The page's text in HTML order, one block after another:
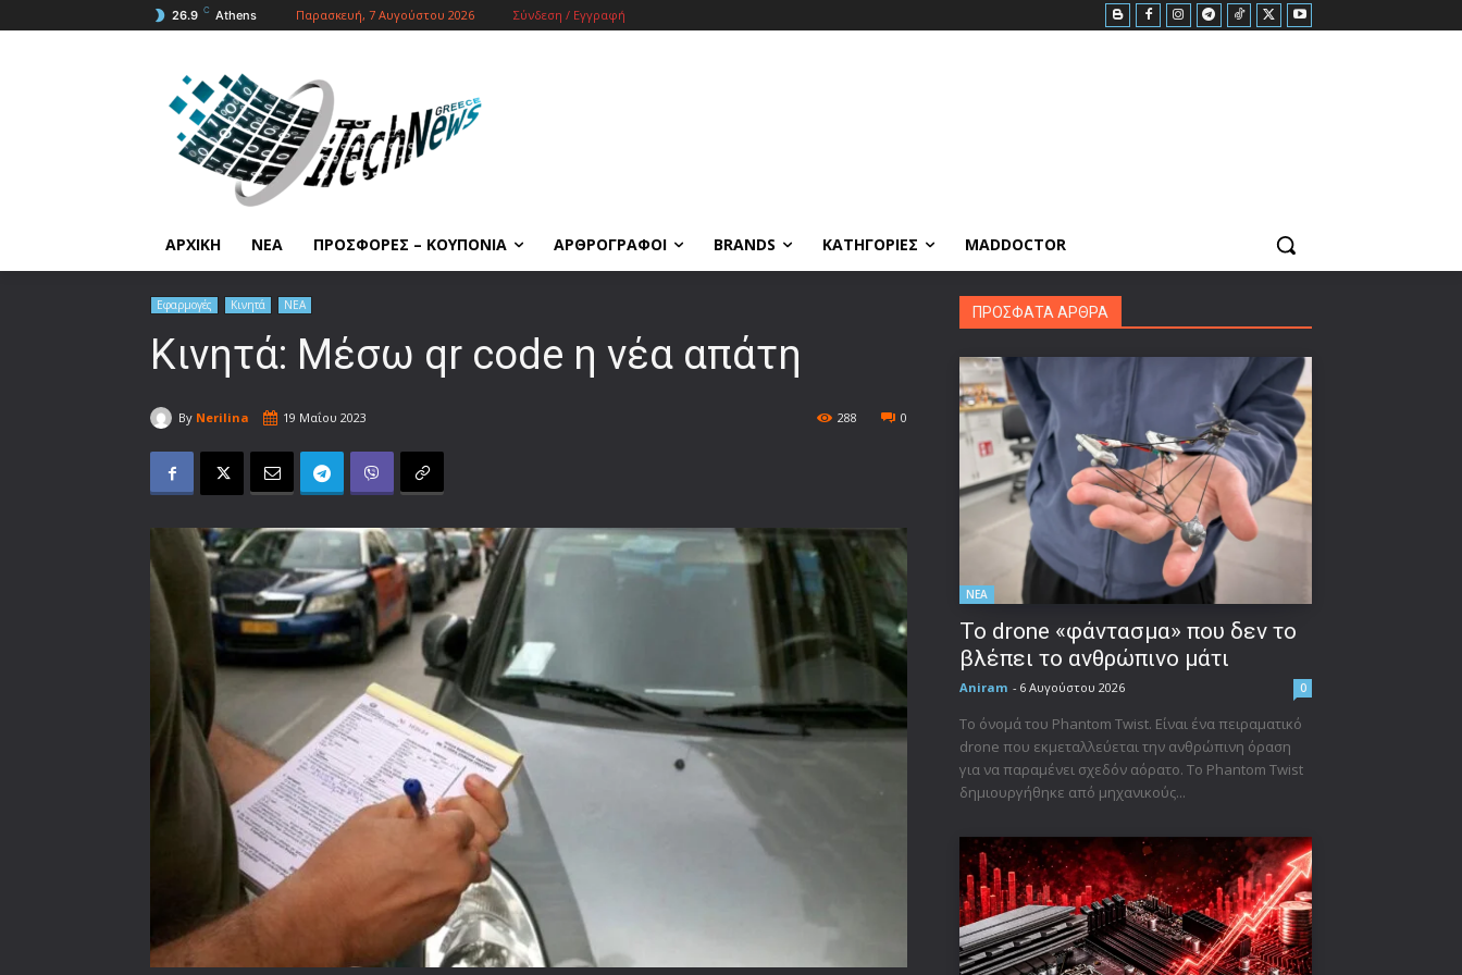
26.9 C Athens Παρασκευή, 7 Αυγούστου 2026 Σύνδεση / Εγγραφή
ΑΡΧΙΚΗ ΝΕΑ ΠΡΟΣΦΟΡΕΣ – ΚΟΥΠΟΝΙΑ ΑΡΘΡΟΓΡΑΦΟΙ BRANDS ΚΑΤΗΓΟΡΙΕΣ MADDOCTOR
Εφαρμογές Κινητά ΝΕΑ
Κινητά: Μέσω qr code η νέα απάτη
By Nerilina 19 Μαΐου 2023 0
288
ΠΡΟΣΦΑΤΑ ΑΡΘΡΑ
ΝΕΑ
Το drone «φάντασμα» που δεν το
βλέπει το ανθρώπινο μάτι
Aniram - 6 Αυγούστου 2026 0
Το όνομά του Phantom Twist. Είναι ένα πειραματικό
drone που εκμεταλλεύεται την ανθρώπινη όραση
για να παραμένει σχεδόν αόρατο. Το Phantom Twist
δημιουργήθηκε από μηχανικούς...